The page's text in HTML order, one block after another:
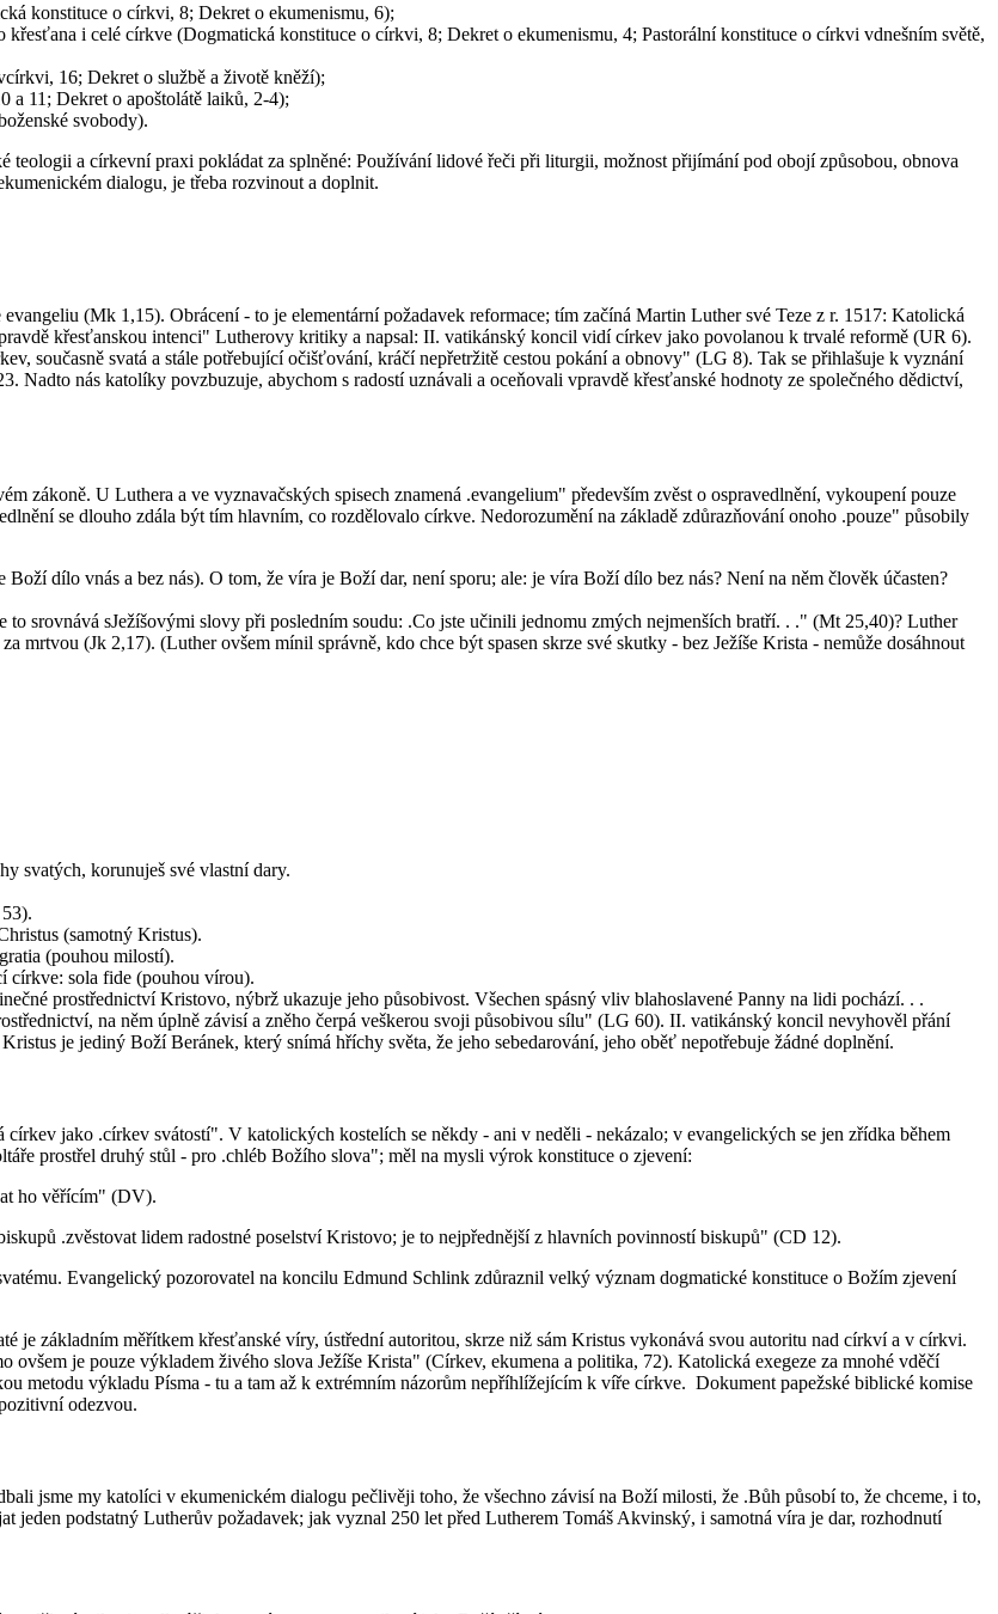
konstituce o církvi, 8; Dekret o ekumenismu, 6);
i celé církve (Dogmatická konstituce o církvi, 8; Dekret o ekumenismu, 4; Pastorální konstituce o církvi vdnešním světě,
16; Dekret o službě a životě kněží);
a 11; Dekret o apoštolátě laiků, 2-4);
svobody).
teologii a církevní praxi pokládat za splněné: Používání lidové řeči při liturgii, možnost přijímání pod obojí způsobou, obnova
dialogu, je třeba rozvinout a doplnit.
(Mk 1,15). Obrácení - to je elementární požadavek reformace; tím začíná Martin Luther své Teze z r. 1517: Katolická
křesťanskou intenci" Lutherovy kritiky a napsal: II. vatikánský koncil vidí církev jako povolanou k trvalé reformě (UR 6).
současně svatá a stále potřebující očišťování, kráčí nepřetržitě cestou pokání a obnovy" (LG 8). Tak se přihlašuje k vyznání
Nadto nás katolíky povzbuzuje, abychom s radostí uznávali a oceňovali vpravdě křesťanské hodnoty ze společného dědictví,
zákoně. U Luthera a ve vyznavačských spisech znamená .evangelium" především zvěst o ospravedlnění, vykoupení pouze
se dlouho zdála být tím hlavním, co rozdělovalo církve. Nedorozumění na základě zdůrazňování onoho .pouze" působily
dílo vnás a bez nás). O tom, že víra je Boží dar, není sporu; ale: je víra Boží dílo bez nás? Není na něm člověk účasten?
srovnává sJežíšovými slovy při posledním soudu: .Co jste učinili jednomu zmých nejmenších bratří. . ." (Mt 25,40)? Luther
mrtvou (Jk 2,17). (Luther ovšem mínil správně, kdo chce být spasen skrze své skutky - bez Ježíše Krista - nemůže dosáhnout
svatých, korunuješ své vlastní dary.
(samotný Kristus).
(pouhou milostí).
církve: sola fide (pouhou vírou).
prostřednictví Kristovo, nýbrž ukazuje jeho působivost. Všechen spásný vliv blahoslavené Panny na lidi pochází. . .
na něm úplně závisí a zněho čerpá veškerou svoji působivou sílu" (LG 60). II. vatikánský koncil nevyhověl přání
je jediný Boží Beránek, který snímá hříchy světa, že jeho sebedarování, jeho oběť nepotřebuje žádné doplnění.
jako .církev svátostí". V katolických kostelích se někdy - ani v neděli - nekázalo; v evangelických se jen zřídka během
prostřel druhý stůl - pro .chléb Božího slova"; měl na mysli výrok konstituce o zjevení:
ho věřícím" (DV).
.zvěstovat lidem radostné poselství Kristovo; je to nejpřednější z hlavních povinností biskupů" (CD 12).
Evangelický pozorovatel na koncilu Edmund Schlink zdůraznil velký význam dogmatické konstituce o Božím zjevení
je základním měřítkem křesťanské víry, ústřední autoritou, skrze niž sám Kristus vykonává svou autoritu nad církví a v církvi.
ovšem je pouze výkladem živého slova Ježíše Krista" (Církev, ekumena a politika, 72). Katolická exegeze za mnohé vděčí
metodu výkladu Písma - tu a tam až k extrémním názorům nepříhlížejícím k víře církve. Dokument papežské biblické komise
odezvou.
jsme my katolíci v ekumenickém dialogu pečlivěji toho, že všechno závisí na Boží milosti, že .Bůh působí to, že chceme, i to,
jeden podstatný Lutherův požadavek; jak vyznal 250 let před Lutherem Tomáš Akvinský, i samotná víra je dar, rozhodnutí